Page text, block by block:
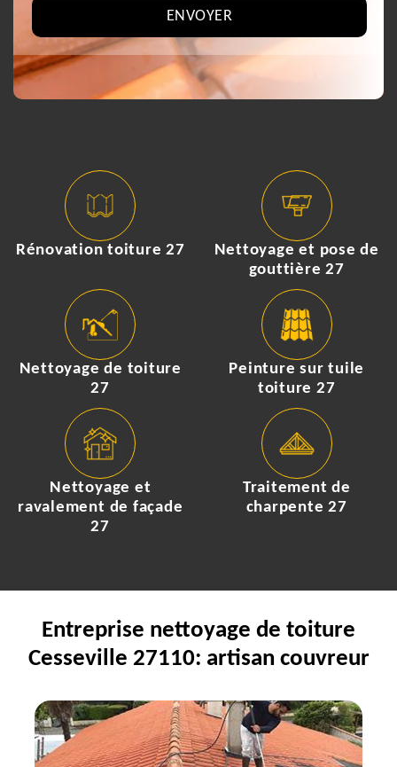
Rénovation toiture 27
Nettoyage et pose de
gouttière 27
Nettoyage de toiture
27
Peinture sur tuile
toiture 27
Nettoyage et
ravalement de façade
27
Traitement de
charpente 27
Entreprise nettoyage de toiture
Cesseville 27110: artisan couvreur